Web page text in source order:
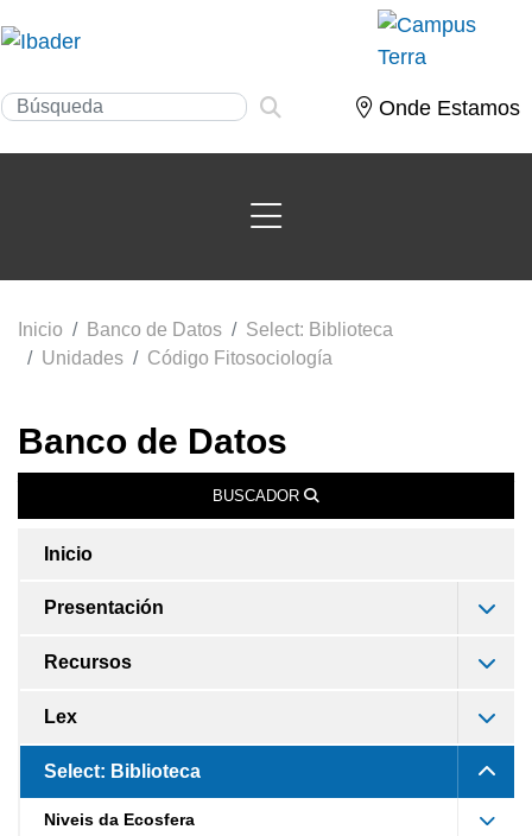
Onde Estamos
Inicio Banco de Datos
Select: Biblioteca
Unidades
Código Fitosociología
Banco de Datos
BUSCADOR
Inicio
Presentación
Recursos
Lex
Select: Biblioteca
Niveis da Ecosfera